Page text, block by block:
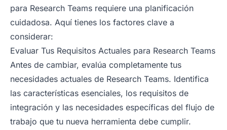
para Research Teams requiere una planificación
cuidadosa. Aquí tienes los factores clave a
considerar:
Evaluar Tus Requisitos Actuales para Research Teams
Antes de cambiar, evalúa completamente tus
necesidades actuales de Research Teams. Identifica
las características esenciales, los requisitos de
integración y las necesidades específicas del flujo de
trabajo que tu nueva herramienta debe cumplir.